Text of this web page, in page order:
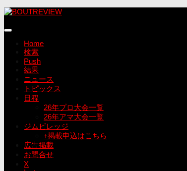
コ
テ
Home
検索
Push
結果
ニュース
トピックス
日程
26年プロ大会一覧
26年アマ大会一覧
ジムビレッジ
↑掲載申込はこちら
広告掲載
お問合せ
X